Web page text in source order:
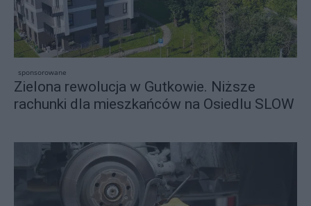
sponsorowane
Zielona rewolucja w Gutkowie. Niższe
rachunki dla mieszkańców na Osiedlu SLOW